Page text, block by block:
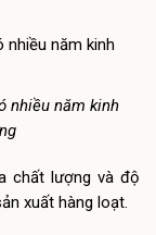
nhiều năm kinh
chất lượng và độ
xuất hàng loạt.